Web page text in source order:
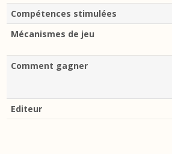
Compétences stimulées
Mécanismes de jeu
Comment gagner
Editeur